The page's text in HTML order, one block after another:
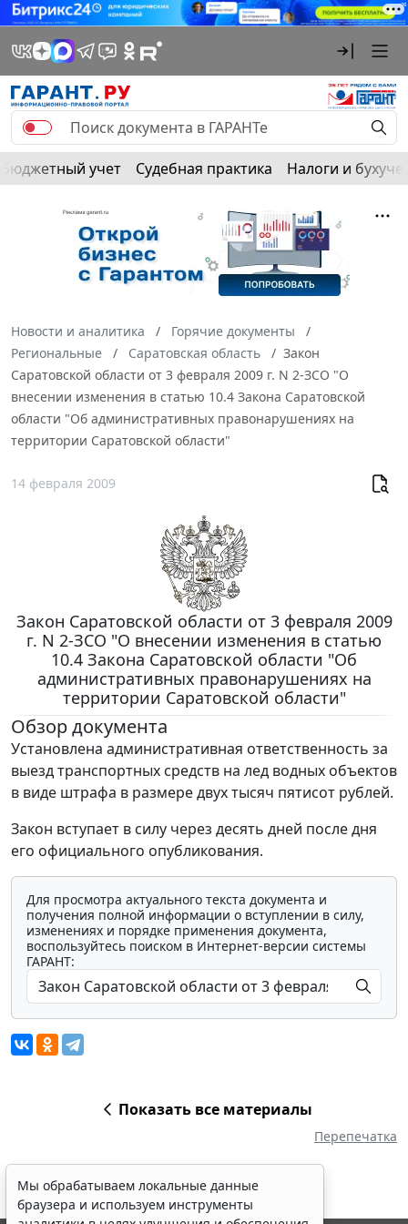
Бюджетный учет Судебная практика Налоги и
Новости и аналитика
Горячие документы
Региональные
Саратовская область
Закон
Саратовской области от 3 февраля 2009 г. N 2-ЗСО "О
внесении изменения в статью 10.4 Закона Саратовской
области "Об административных правонарушениях на
территории Саратовской области"
14 февраля 2009
Закон Саратовской области от 3 февраля 2009
г. N 2-ЗСО "О внесении изменения в статью
10.4 Закона Саратовской области "Об
административных правонарушениях на
территории Саратовской области"
Обзор документа
Установлена административная ответственность за
выезд транспортных средств на лед водных объектов
в виде штрафа в размере двух тысяч пятисот рублей.
Закон вступает в силу через десять дней после дня
его официального опубликования.
Для просмотра актуального текста документа и
получения полной информации о вступлении в силу,
изменениях и порядке применения документа,
воспользуйтесь поиском в Интернет-версии системы
ГАРАНТ:
Показать все материалы
Перепечатка
Мы обрабатываем локальные данные
браузера и используем инструменты